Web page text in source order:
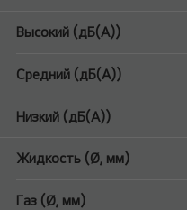
Высокий (дБ(А))
Средний (дБ(А))
Низкий (дБ(А))
Жидкость (Ø, мм)
Газ (Ø, мм)